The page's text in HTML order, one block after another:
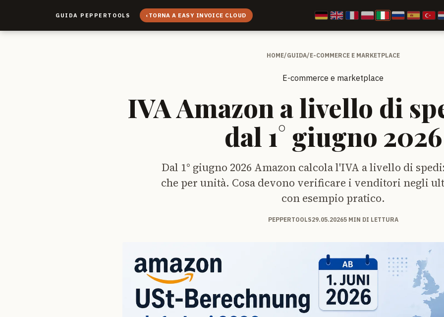
GUIDA PEPPERTOOLS ‹ TORNA A EASY INVOICE CLOUD
HOME/GUIDA/E-COMMERCE E MARKETPLACE
E-commerce e marketplace
IVA Amazon a livello di
dal 1° giugno 2026
Dal 1° giugno 2026 Amazon calcola l'IVA a livello di
che per unità. Cosa devono verificare i venditori negli
con esempio pratico.
PEPPERTOOLS29.05.20265 MIN DI LETTURA